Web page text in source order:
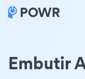
Embutir